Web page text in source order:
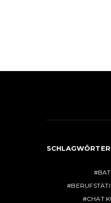
SCHLAGWÖRTER
CHAT